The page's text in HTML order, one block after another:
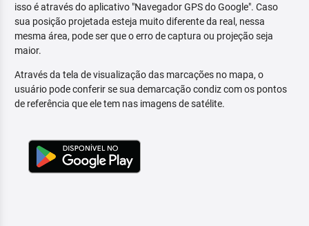
isso é através do aplicativo "Navegador GPS do Google". Caso
sua posição projetada esteja muito diferente da real, nessa
mesma área, pode ser que o erro de captura ou projeção seja
maior.
Através da tela de visualização das marcações no mapa, o
usuário pode conferir se sua demarcação condiz com os pontos
de referência que ele tem nas imagens de satélite.